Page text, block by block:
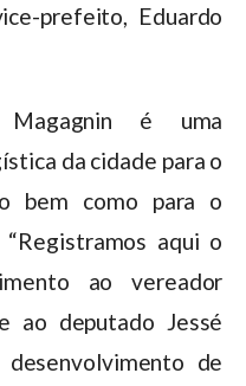
prefeito, Eduardo
é uma
da cidade para o
bem como para o
aqui o
ao vereador
ao deputado Jessé
de